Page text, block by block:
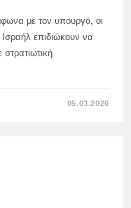
με τον υπουργό, οι
Ισραήλ επιδιώκουν να
05.03.2026